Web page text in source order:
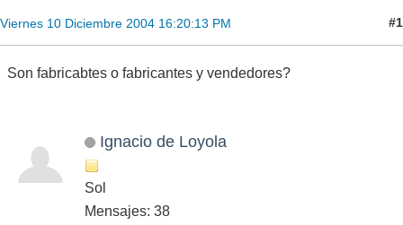
Viernes 10 Diciembre 2004 16:20:13 PM #1
Son fabricabtes o fabricantes y vendedores?
Ignacio de Loyola
Sol
Mensajes: 38